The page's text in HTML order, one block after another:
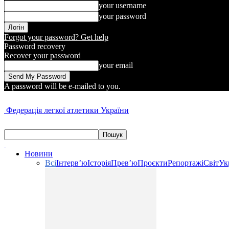
your username
your password
Forgot your password? Get help
Password recovery
Recover your password
your email
A password will be e-mailed to you.
Федерація легкої атлетики України
Новини
ВсіІнтерв’юІсторіяПрев’юПроєктиРепортажіСвіт